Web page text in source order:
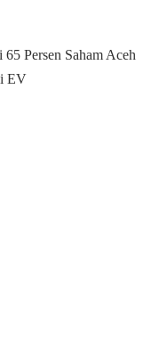
Persen Saham Aceh
EV